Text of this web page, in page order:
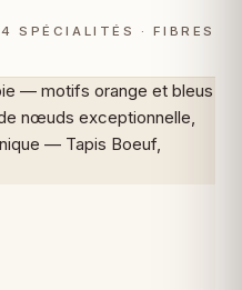
4 SPÉCIALITÉS · FIBRES